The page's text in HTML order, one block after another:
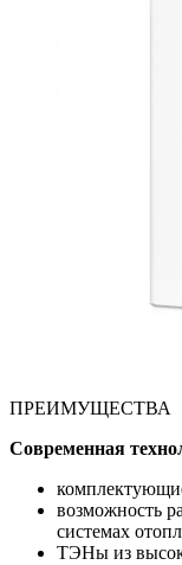
ПРЕИМУЩЕСТВА
Современная
возможность
системах
ТЭНы из